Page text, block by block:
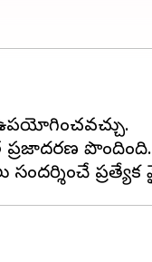
ప్రజాదరణ పొందింది.